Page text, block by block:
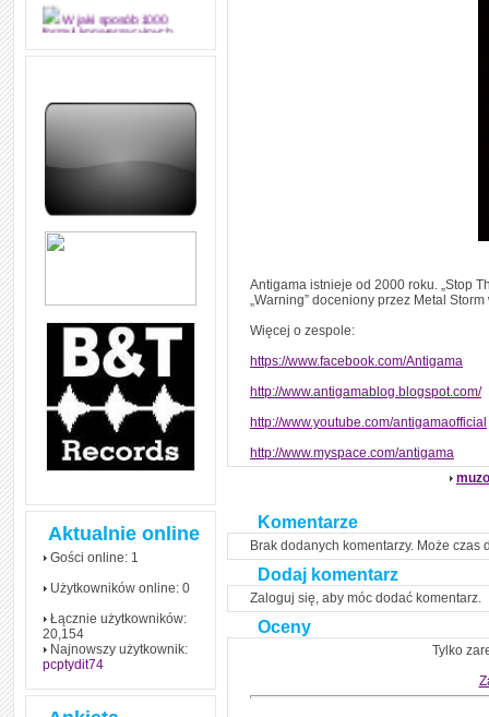
W jaki sposób 1000
formuł konwersacyjnych
pozwoli Ci opanować język
Angielskie przyimki
zapamiętasz
zrozumiale wytłumaczył, na
czym polega mowa zależna
(reported speech) w języku
angielskim
dłużej!
Aktualnie online
Gości online: 1
Użytkowników online: 0
Łącznie użytkowników:
20,154
Najnowszy użytkownik:
pcptydit74
Antigama istnieje od 2000 roku. „Stop
„Warning” doceniony przez Metal
Więcej o zespole:
https://www.facebook.com/Antigama
http://www.antigamablog.blogspot.com/
http://www.youtube.com/antigamaofficial
http://www.myspace.com/antigama
Komentarze
Brak dodanych komentarzy. Może czas
Dodaj komentarz
Zaloguj się, aby móc dodać komentarz.
Oceny
Tylko